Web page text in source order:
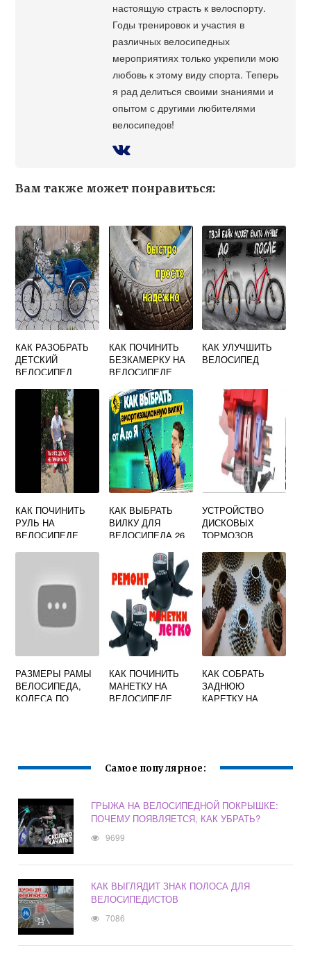
настоящую страсть к велоспорту.
Годы тренировок и участия в
различных велосипедных
мероприятиях только укрепили мою
любовь к этому виду спорта. Теперь
я рад делиться своими знаниями и
опытом с другими любителями
велосипедов!
Вам также может понравиться:
КАК РАЗОБРАТЬ
ДЕТСКИЙ
ВЕЛОСИПЕД
КАК ПОЧИНИТЬ
БЕЗКАМЕРКУ НА
ВЕЛОСИПЕДЕ
КАК УЛУЧШИТЬ
ВЕЛОСИПЕД
КАК ПОЧИНИТЬ
РУЛЬ НА
ВЕЛОСИПЕДЕ
КАК ВЫБРАТЬ
ВИЛКУ ДЛЯ
ВЕЛОСИПЕДА 26
УСТРОЙСТВО
ДИСКОВЫХ
ТОРМОЗОВ
РАЗМЕРЫ РАМЫ
ВЕЛОСИПЕДА,
КОЛЕСА ПО
КАК ПОЧИНИТЬ
МАНЕТКУ НА
ВЕЛОСИПЕДЕ
КАК СОБРАТЬ
ЗАДНЮЮ
КАРЕТКУ НА
Самое популярное:
ГРЫЖА НА ВЕЛОСИПЕДНОЙ ПОКРЫШКЕ:
ПОЧЕМУ ПОЯВЛЯЕТСЯ, КАК УБРАТЬ?
9699
КАК ВЫГЛЯДИТ ЗНАК ПОЛОСА ДЛЯ
ВЕЛОСИПЕДИСТОВ
7086